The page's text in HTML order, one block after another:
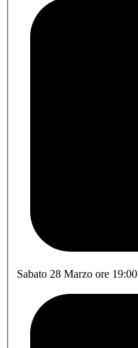
Sabato 28 Marzo ore 19:00